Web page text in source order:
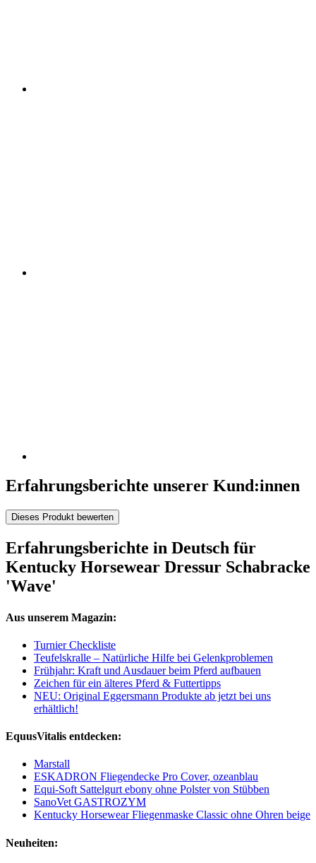
Erfahrungsberichte unserer Kund:innen
Dieses Produkt bewerten
Erfahrungsberichte in Deutsch für
Kentucky Horsewear Dressur Schabracke
'Wave'
Aus unserem Magazin:
Turnier Checkliste
Teufelskralle – Natürliche Hilfe bei Gelenkproblemen
Frühjahr: Kraft und Ausdauer beim Pferd aufbauen
Zeichen für ein älteres Pferd & Futtertipps
NEU: Original Eggersmann Produkte ab jetzt bei uns
erhältlich!
EquusVitalis entdecken:
Marstall
ESKADRON Fliegendecke Pro Cover, ozeanblau
Equi-Soft Sattelgurt ebony ohne Polster von Stübben
SanoVet GASTROZYM
Kentucky Horsewear Fliegenmaske Classic ohne Ohren beige
Neuheiten: